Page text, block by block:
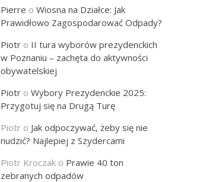
Pierre oWiosna na Działce: Jak
Prawidłowo Zagospodarować Odpady?
Piotr o II tura wyborów prezydenckich
w Poznaniu – zachęta do aktywności
obywatelskiej
Piotr oWybory Prezydenckie 2025:
Przygotuj się na Drugą Turę
Piotr o Jak odpoczywać, żeby się nie
nudzić? Najlepiej z Szydercami
Piotr Kroczak o Prawie 40 ton
zebranych odpadów